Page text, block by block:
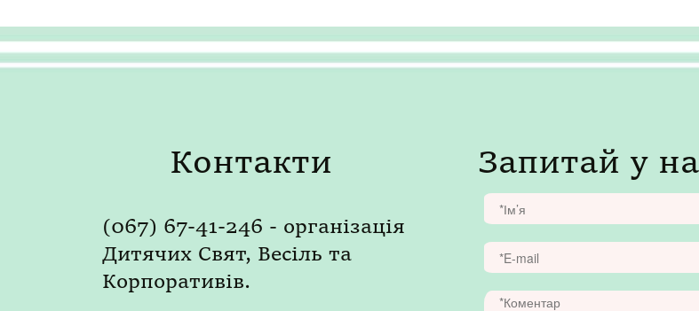
Контакти
(067) 67-41-246 - організація
Дитячих Свят, Весіль та
Корпоративів.
Запитай у